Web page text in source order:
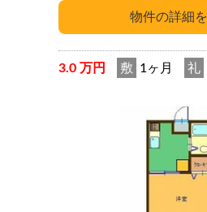
3.0 万円 敷 1ヶ月 礼